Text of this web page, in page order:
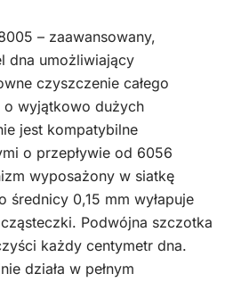
– zaawansowany,
dna umożliwiający
czyszczenie całego
wyjątkowo dużych
jest kompatybilne
o przepływie od 6056
wyposażony w siatkę
0,15 mm wyłapuje
Podwójna szczotka
każdy centymetr dna.
działa w pełnym